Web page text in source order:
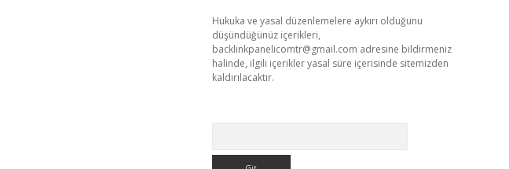
Hukuka ve yasal düzenlemelere aykırı olduğunu
düşündüğünüz içerikleri,
backlinkpanelicomtr@gmail.com adresine bildirmeniz
halinde, ilgili içerikler yasal süre içerisinde sitemizden
kaldırılacaktır.